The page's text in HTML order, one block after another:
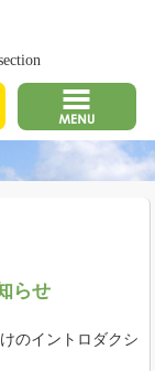
MENU
らせ
のイントロダクシ